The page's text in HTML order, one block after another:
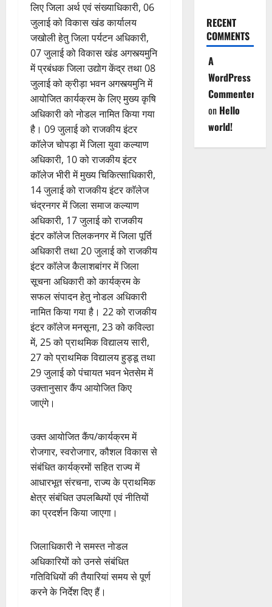
लिए जिला अर्थ एवं संख्याधिकारी, 06
जुलाई को विकास खंड कार्यालय
जखोली हेतु जिला पर्यटन अधिकारी,
07 जुलाई को विकास खंड अगस्त्यमुनि
में प्रबंधक जिला उद्योग केंद्र तथा 08
जुलाई को क्रीड़ा भवन अगस्त्यमुनि में
आयोजित कार्यक्रम के लिए मुख्य कृषि
अधिकारी को नोडल नामित किया गया
है। 09 जुलाई को राजकीय इंटर
काॅलेज चोपड़ा में जिला युवा कल्याण
अधिकारी, 10 को राजकीय इंटर
काॅलेज भीरी में मुख्य चिकित्साधिकारी,
14 जुलाई को राजकीय इंटर काॅलेज
चंद्रनगर में जिला समाज कल्याण
अधिकारी, 17 जुलाई को राजकीय
इंटर काॅलेज तिलकनगर में जिला पूर्ति
अधिकारी तथा 20 जुलाई को राजकीय
इंटर काॅलेज कैलाशबांगर में जिला
सूचना अधिकारी को कार्यक्रम के
सफल संपादन हेतु नोडल अधिकारी
नामित किया गया है। 22 को राजकीय
इंटर काॅलेज मनसूना, 23 को कविल्ठा
में, 25 को प्राथमिक विद्यालय सारी,
27 को प्राथमिक विद्यालय हुड्डू तथा
29 जुलाई को पंचायत भवन भेतसेम में
उक्तानुसार कैंप आयोजित किए
जाएंगे।
उक्त आयोजित कैंप/कार्यक्रम में
रोजगार, स्वरोजगार, कौशल विकास से
संबंधित कार्यक्रमों सहित राज्य में
आधारभूत संरचना, राज्य के प्राथमिक
क्षेत्र संबंधित उपलब्धियों एवं नीतियों
का प्रदर्शन किया जाएगा।
जिलाधिकारी ने समस्त नोडल
अधिकारियों को उनसे संबंधित
गतिविधियों की तैयारियां समय से पूर्ण
करने के निर्देश दिए हैं।
RECENT
COMMENTS
A
WordPress
Commenter
on Hello
world!